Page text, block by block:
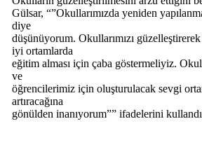
Gülsar, “”Okullarımızda yeniden
diye
düşünüyorum. Okullarımızı
iyi ortamlarda
eğitim alması için çaba göstermeliyiz.
ve
öğrencilerimiz için oluşturulacak sevgi
artıracağına
gönülden inanıyorum”” ifadelerini